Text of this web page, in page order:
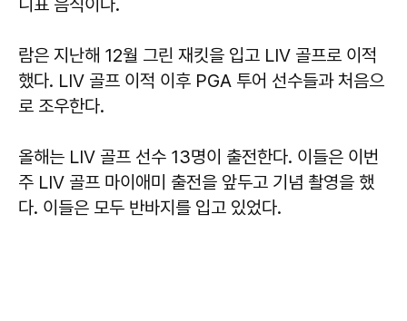
람은 지난해 12월 그린 재킷을 입고 LIV 골프로 이적
했다. LIV 골프 이적 이후 PGA 투어 선수들과 처음으
로 조우한다.
올해는 LIV 골프 선수 13명이 출전한다. 이들은 이번
주 LIV 골프 마이애미 출전을 앞두고 기념 촬영을 했
다. 이들은 모두 반바지를 입고 있었다.